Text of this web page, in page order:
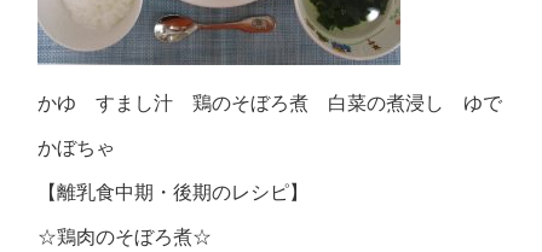
かゆ すまし汁 鶏のそぼろ煮 白菜の煮浸し ゆで
かぼちゃ
【離乳食中期・後期のレシピ】
☆鶏肉のそぼろ煮☆